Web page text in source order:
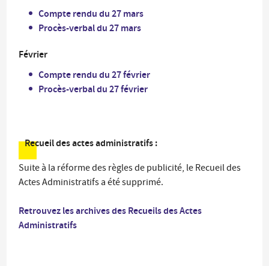
Compte rendu du 27 mars
Procès-verbal du 27 mars
Février
Compte rendu du 27 février
Procès-verbal du 27 février
Recueil des actes administratifs :
Suite à la réforme des règles de publicité, le Recueil des
Actes Administratifs a été supprimé.
Retrouvez les archives desRecueils des Actes
Administratifs